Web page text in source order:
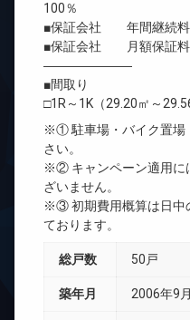
100％
■保証会社 年間継続料/
■保証会社 月額保証料
―――――――
■間取り
□1R～1K（29.20㎡～
※① 駐車場・バイク置場
さい。
※② キャンペーン適用に
ざいません。
※③ 初期費用概算は日中
ております。
総戸数 50戸
築年月 2006年9月